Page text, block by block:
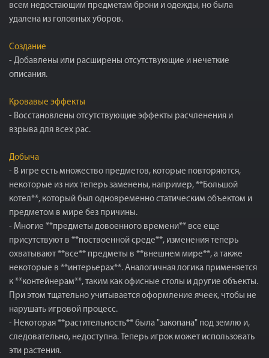
всем недостающим предметам брони и одежды, но была
удалена из головных уборов.
Создание
- Добавлены или расширены отсутствующие и нечеткие
описания.
Кровавые эффекты
- Восстановлены отсутствующие эффекты расчленения и
взрыва для всех рас.
Добыча
- В игре есть множество предметов, которые повторяются,
некоторые из них теперь заменены, например, **Большой
котел**, который был одновременно статическим объектом и
предметом в мире без причины.
- Многие **предметы довоенного времени** все еще
присутствуют в **поствоенной среде**, изменения теперь
охватывают **все** предметы в **внешнем мире**, а также
некоторые в **интерьерах**. Аналогичная логика применяется
к **контейнерам**, таким как офисные столы и другие объекты.
При этом тщательно учитывается оформление ячеек, чтобы не
нарушать игровой процесс.
- Некоторая **растительность** была "закопана" под землю и,
следовательно, недоступна. Теперь игрок может использовать
эти растения.